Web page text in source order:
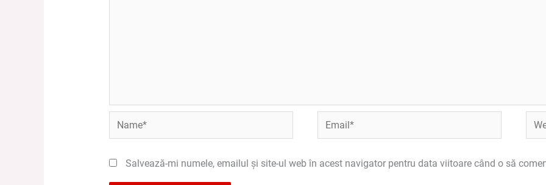
Name* Email*
Salvează-mi numele, emailul și site-ul web în acest navigator pentru data viitoare când o să